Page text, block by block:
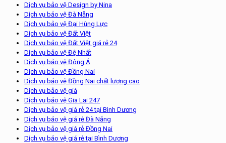
Dịch vụ bảo vệ Design by Nina
Dịch vụ bảo vệ Đà Nẵng
Dịch vụ bảo vệ Đại Hùng Lực
Dịch vụ bảo vệ Đất Việt
Dịch vụ bảo vệ Đất Việt giá rẻ 24
Dịch vụ bảo vệ Đệ Nhất
Dịch vụ bảo vệ Đông Á
Dịch vụ bảo vệ Đồng Nai
Dịch vụ bảo vệ Đồng Nai chất lượng cao
Dịch vụ bảo vệ giá
Dịch vụ bảo vệ Gia Lai 247
Dịch vụ bảo vệ giá rẻ 24 tại Bình Dương
Dịch vụ bảo vệ giá rẻ Đà Nẵng
Dịch vụ bảo vệ giá rẻ Đồng Nai
Dịch vụ bảo vệ giá rẻ tại Bình Dương